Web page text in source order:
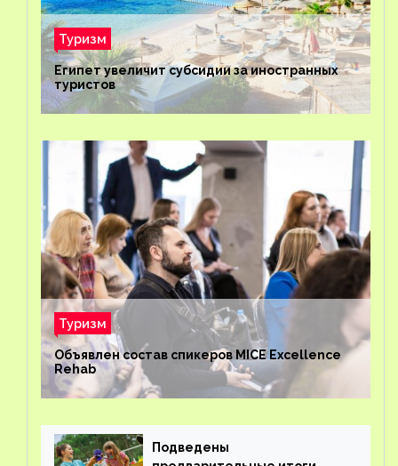
Туризм
Египет увеличит субсидии за иностранных
туристов
Туризм
Объявлен состав спикеров MICE Excellence
Rehab
Подведены